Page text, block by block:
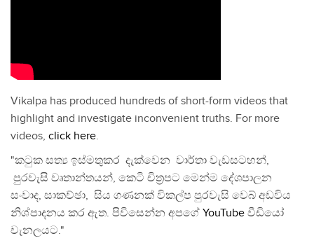
Vikalpa has produced hundreds of short-form videos that
highlight and investigate inconvenient truths. For more
videos, click here.
"කටුක සත්‍ය ඉස්මතුකර දැක්වෙන වාර්තා වැඩසටහන්,
පුරවැසි වෘතාන්තයන්, කෙටි චිත්‍රපට මෙන්ම දේශපාලන
සංවාද, සාකච්ඡා, සිය ගණනක් විකල්ප පුරවැසි වෙබ් අඩවිය
නිශ්පාදනය කර ඇත. පිවිසෙන්න අපගේ YouTube වීඩියෝ
චැනලයට."